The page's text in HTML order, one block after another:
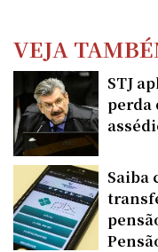
VEJA
STJ
perda
Saiba